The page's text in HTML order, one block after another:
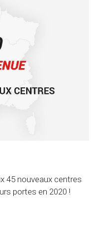
45 nouveaux centres
portes en 2020 !